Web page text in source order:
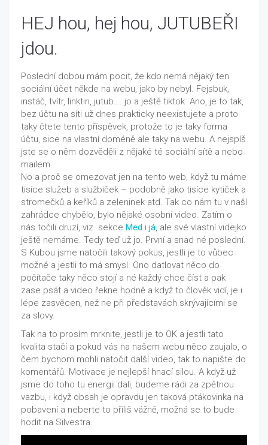
HEJ hou, hej hou, JUTUBEŘI
jdou.
Poslední dobou mám pocit, že kdo nemá nějaký ten
sociální účet někde na webu, jako by nebyl. Fejsbuk,
instáč, tvítr, linktin, jutub…. jo a ještě tiktok. Ano, je to tak,
bez účtu na síti už dnes prakticky neexistujete a proto
taky čtete tento příspěvek, protože to je taky forma
účtu, sice na vlastní doméně ale taky na webu. A nejspíš
jste se o něm dozvěděli z nějaké té sociální sítě a nebo
mailem.
No a proč se omezovat jen na tento web, když tu máme
tisíce služeb a službiček – podobně jako tisíce kytiček a
stromečků a keříků a zeleninek atd. Tak co nám tu v naší
zahrádce chybělo, bylo nějaké osobní video. Zatím o
nás točili druzí, viz. sekce Med i já, ale své vlastní videjko
ještě nemáme. Tedy teď už jo. První a snad né poslední.
S Kubou jsme natočili takový pokus, jestli je to vůbec
možné a jestli to má smysl. Ono datlovat něco do
počítače taky něco stojí a né každý chce číst a pak
zase psát a video řekne hodně a když to člověk vidí, je i
lépe zasvěcen, než ne při představách skrývajícími se
za slovy.
Tak na to prosím mrknite, jestli je to OK a jestli tato
kvalita stačí a pokud vás na našem webu něco zaujalo, o
čem bychom mohli natočit další video, tak to napište do
komentářů. Motivace je nejlepší hnací silou. A když už
jsme do toho tu energii dali, budeme rádi za zpětnou
vazbu, i když obsah je opravdu jen taková ptákovinka na
pobavení a neberte to příliš vážně, možná se to bude
hodit na Silvestra.